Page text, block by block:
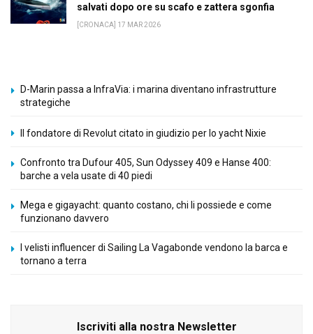
salvati dopo ore su scafo e zattera sgonfia
[CRONACA] 17 MAR 2026
D-Marin passa a InfraVia: i marina diventano infrastrutture
strategiche
Il fondatore di Revolut citato in giudizio per lo yacht Nixie
Confronto tra Dufour 405, Sun Odyssey 409 e Hanse 400:
barche a vela usate di 40 piedi
Mega e gigayacht: quanto costano, chi li possiede e come
funzionano davvero
I velisti influencer di Sailing La Vagabonde vendono la barca e
tornano a terra
Iscriviti alla nostra Newsletter